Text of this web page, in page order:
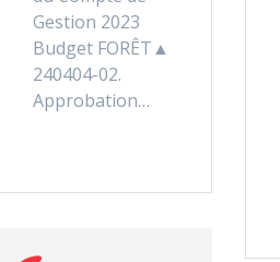
Gestion 2023
Budget FORÊT▲
240404-02.
Approbation…